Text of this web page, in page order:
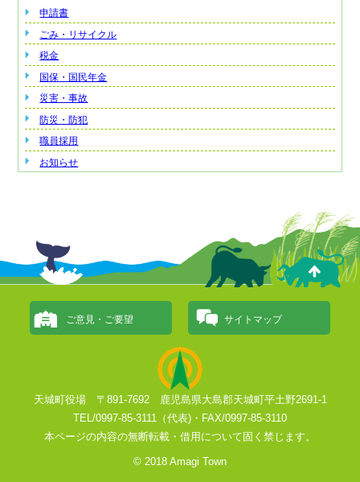
申請書
ごみ・リサイクル
税金
国保・国民年金
災害・事故
防災・防犯
職員採用
お知らせ
ご意見・ご要望 サイトマップ
天城町役場 〒891-7692 鹿児島県大島郡天城町平土野2691-1
TEL/0997-85-3111（代表)・FAX/0997-85-3110
本ページの内容の無断転載・借用について固く禁じます。
© 2018 Amagi Town